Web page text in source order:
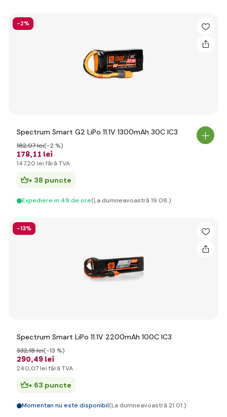
-2%
Spectrum Smart G2 LiPo 11.1V 1300mAh 30C IC3
178,11 lei
182,07 lei(-2 %)
147,20 lei fără TVA
+ 38 puncte
Expediere in 48 de ore(La dumneavoastră 19.08.)
-13%
Spectrum Smart LiPo 11.1V 2200mAh 100C IC3
290,49 lei
332,18 lei(-13 %)
240,07 lei fără TVA
+ 63 puncte
Momentan nu este disponibil(La dumneavoastră 21.01.)